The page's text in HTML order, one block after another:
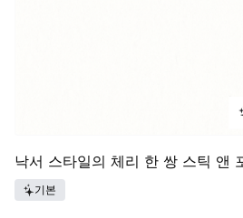
낙서 스타일의 체리 한 쌍 스틱 앤
기본